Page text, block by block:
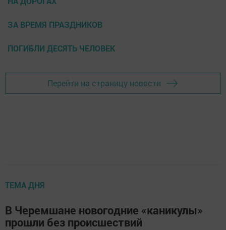
ЗА ВРЕМЯ ПРАЗДНИКОВ
ПОГИБЛИ ДЕСЯТЬ ЧЕЛОВЕК
Перейти на страницу новости
ТЕМА ДНЯ
В Черемшане новогодние «каникулы»
прошли без происшествий